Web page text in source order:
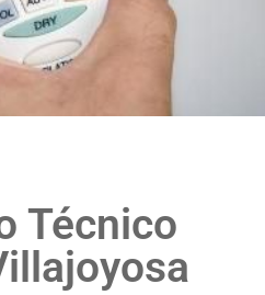
Técnico